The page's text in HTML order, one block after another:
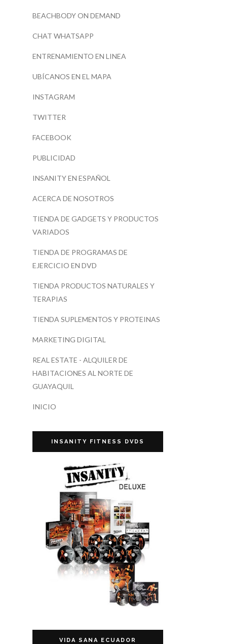
BEACHBODY ON DEMAND
CHAT WHATSAPP
ENTRENAMIENTO EN LINEA
UBÍCANOS EN EL MAPA
INSTAGRAM
TWITTER
FACEBOOK
PUBLICIDAD
INSANITY EN ESPAÑOL
ACERCA DE NOSOTROS
TIENDA DE GADGETS Y PRODUCTOS
VARIADOS
TIENDA DE PROGRAMAS DE
EJERCICIO EN DVD
TIENDA PRODUCTOS NATURALES Y
TERAPIAS
TIENDA SUPLEMENTOS Y PROTEINAS
MARKETING DIGITAL
REAL ESTATE - ALQUILER DE
HABITACIONES AL NORTE DE
GUAYAQUIL
INICIO
INSANITY FITNESS DVDS
VIDA SANA ECUADOR